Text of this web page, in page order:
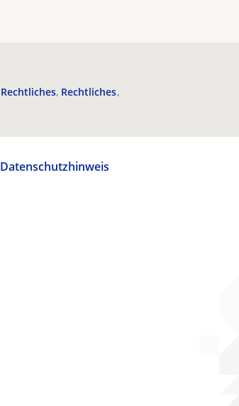
Rechtliches Rechtliches
Datenschutzhinweis